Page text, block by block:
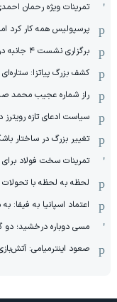
تمرینات ویژه رحمان
پرسپولیس همه کار کرد
برگزاری نشست ۴ جانبه در اردن
کشف بزرگ پیاتزا:
راز شماره عجیب محمد
سیاست ادعای تازه رویترز
تغییر بزرگ در ساختار
تمرینات سخت فولاد برای
لحظه به لحظه با تحولات
اعتماد اسپانیا به فیفا:
مسی دوباره درخشید؛ دو
صعود اینترمیامی: